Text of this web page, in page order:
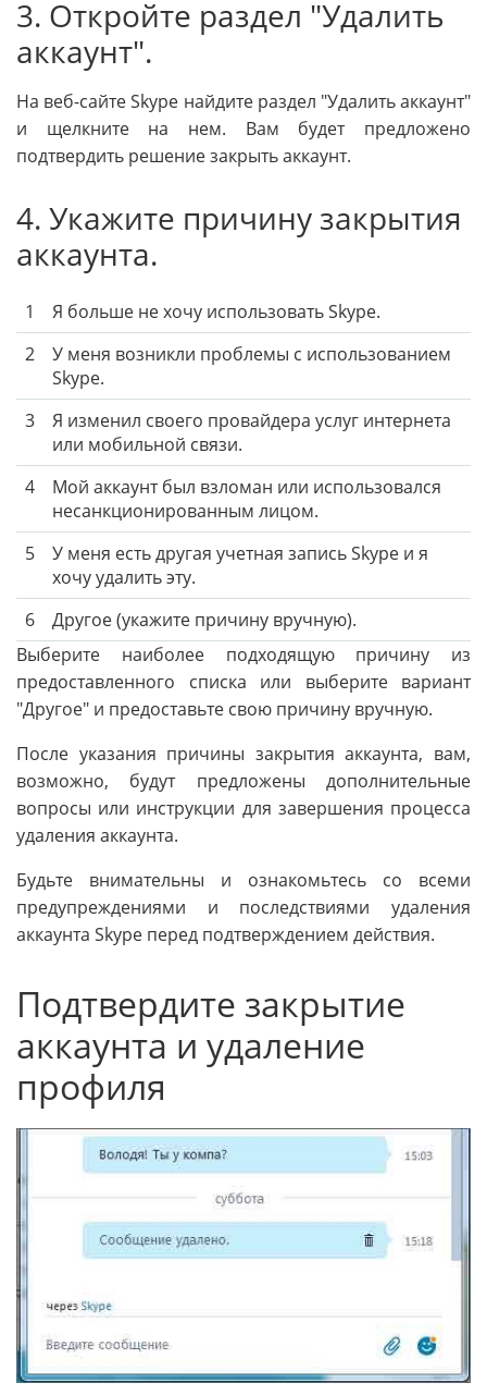
3. Откройте раздел "Удалить
аккаунт".
На веб-сайте Skype найдите раздел "Удалить аккаунт"
и щелкните на нем. Вам будет предложено
подтвердить решение закрыть аккаунт.
4. Укажите причину закрытия
аккаунта.
1
Я больше не хочу использовать Skype.
2
У меня возникли проблемы с использованием
Skype.
3
Я изменил своего провайдера услуг интернета
или мобильной связи.
4
Мой аккаунт был взломан или использовался
несанкционированным лицом.
5
У меня есть другая учетная запись Skype и я
хочу удалить эту.
6
Другое (укажите причину вручную).
Выберите наиболее подходящую причину из
предоставленного списка или выберите вариант
"Другое" и предоставьте свою причину вручную.
После указания причины закрытия аккаунта, вам,
возможно, будут предложены дополнительные
вопросы или инструкции для завершения процесса
удаления аккаунта.
Будьте внимательны и ознакомьтесь со всеми
предупреждениями и последствиями удаления
аккаунта Skype перед подтверждением действия.
Подтвердите закрытие
аккаунта и удаление
профиля